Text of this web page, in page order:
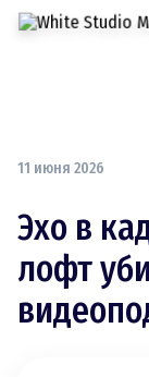
11 июня 2026
Эхо в
лофт